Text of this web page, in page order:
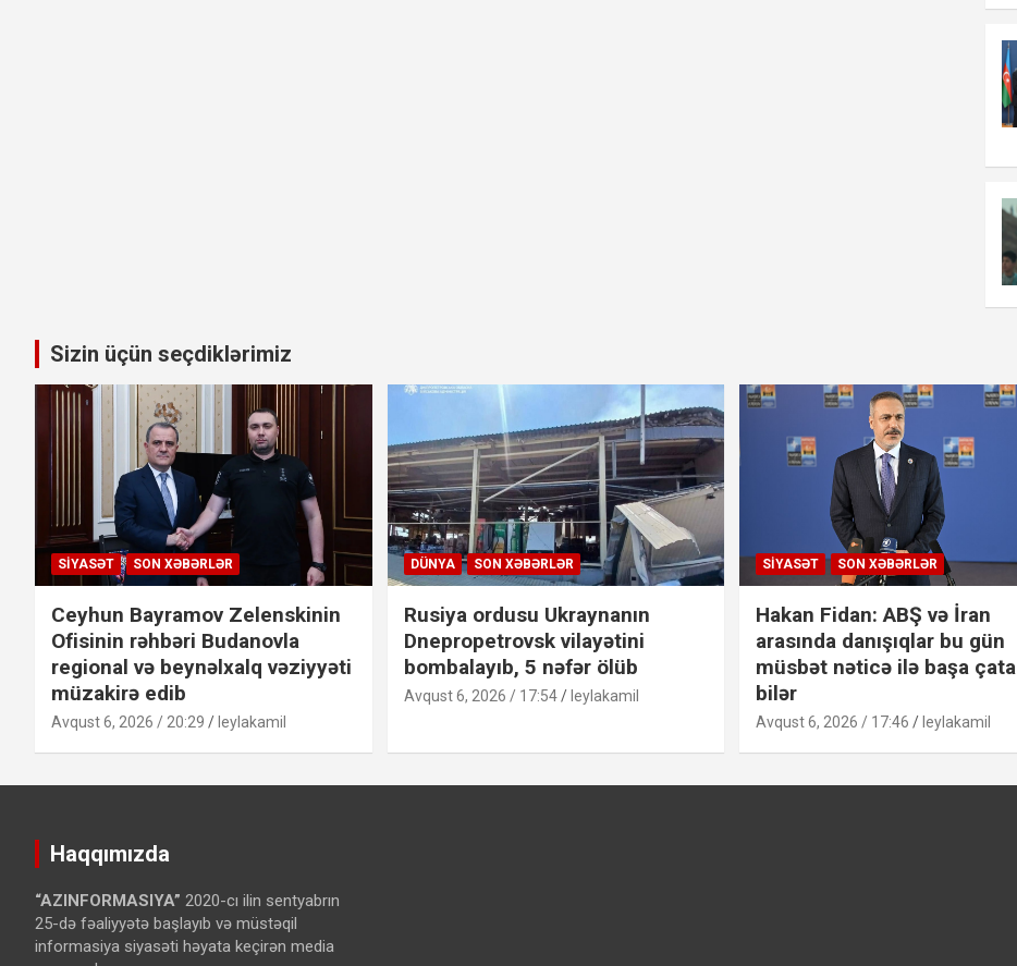
Sizin üçün seçdiklərimiz
SIYASƏT SON XƏBƏRLƏR
Ceyhun Bayramov Zelenskinin
Ofisinin rəhbəri Budanovla
regional və beynəlxalq vəziyyəti
müzakirə edib
Avqust 6, 2026 / 20:29 leylakamil
DÜNYA SON XƏBƏRLƏR
Rusiya ordusu Ukraynanın
Dnepropetrovsk vilayətini
bombalayıb, 5 nəfər ölüb
Avqust 6, 2026 / 17:54 leylakamil
SIYASƏT SON XƏBƏRLƏR
Hakan Fidan: ABŞ və İran
arasında danışıqlar bu gün
müsbət nəticə ilə başa çata
bilər
Avqust 6, 2026 / 17:46 leylakamil
Haqqımızda
“AZINFORMASIYA” 2020-cı ilin sentyabrın
25-də fəaliyyətə başlayıb və müstəqil
informasiya siyasəti həyata keçirən media